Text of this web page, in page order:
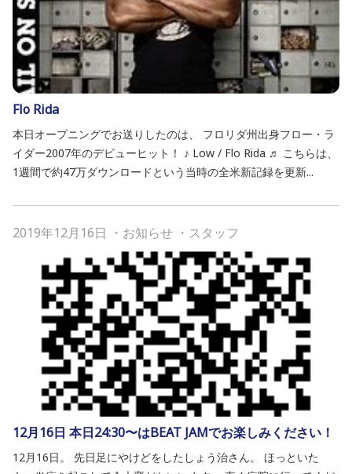
Flo Rida
本日オープニングでお送りしたのは、 フロリダ州出身フロー・ラ
イダー2007年のデビューヒット！ ♪ Low / Flo Rida ♬ こちらは、
1週間で約47万ダウンロードという当時の全米新記録を更新...
2019年12月16日 ・ お知らせ ・ スタッフ
12月16日 本日24:30〜はBEAT JAMでお楽しみください！
12月16日。 先日足にやけどをしたしょう治さん。 ほっといた